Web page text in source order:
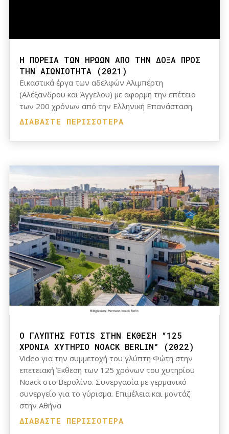
Η ΠΟΡΕΙΑ ΤΩΝ ΗΡΩΩΝ ΑΠΟ ΤΗΝ ΔΟΞΑ ΠΡΟΣ
ΤΗΝ ΑΙΩΝΙΟΤΗΤΑ (2021)
Εικαστικά έργα των αδελφών Αλιμπέρτη
(Αλέξανδρου και Άγγελου) με αφορμή την επέτειο
των 200 χρόνων από την Ελληνική Επανάσταση.
ΔΙΑΒΆΣΤΕ ΠΕΡΙΣΣΌΤΕΡΑ
Ο ΓΛΥΠΤΗΣ FOTIS ΣΤΗΝ ΕΚΘΕΣΗ “125
ΧΡΟΝΙΑ ΧΥΤΗΡΙΟ NOACK BERLIN” (2022)
Video για την συμμετοχή του γλύπτη Φώτη στην
επετειακή Έκθεση των 125 χρόνων του χυτηρίου
Noack στο Βερολίνο. Συνεργασία με γερμανικό
συνεργείο για το γύρισμα. Επιμέλεια και μοντάζ
στην Αθήνα
ΔΙΑΒΆΣΤΕ ΠΕΡΙΣΣΌΤΕΡΑ